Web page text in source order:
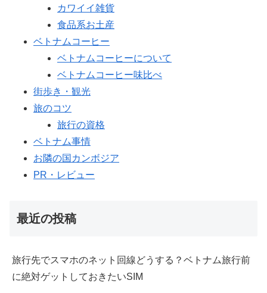
カワイイ雑貨
食品系お土産
ベトナムコーヒー
ベトナムコーヒーについて
ベトナムコーヒー味比べ
街歩き・観光
旅のコツ
旅行の資格
ベトナム事情
お隣の国カンボジア
PR・レビュー
最近の投稿
旅行先でスマホのネット回線どうする？ベトナム旅行前
に絶対ゲットしておきたいSIM